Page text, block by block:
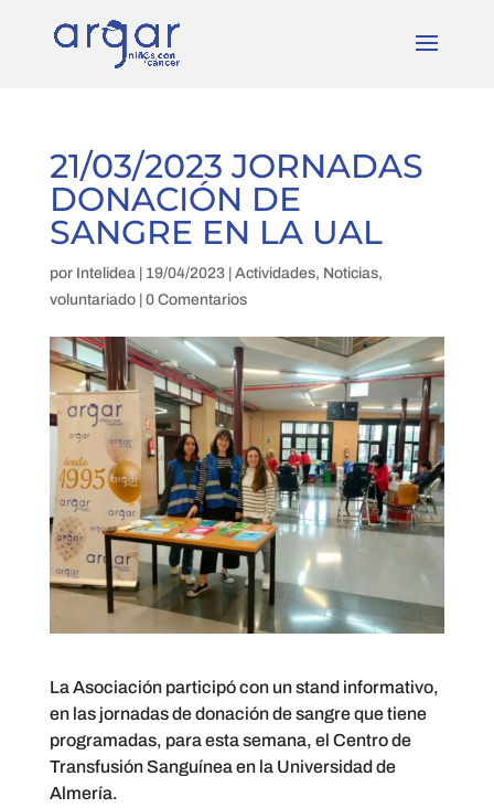
21/03/2023 JORNADAS
DONACIÓN DE
SANGRE EN LA UAL
por Intelidea| 19/04/2023| Actividades, Noticias,
voluntariado| 0 Comentarios
La Asociación participó con un stand informativo,
en las jornadas de donación de sangre que tiene
programadas, para esta semana, el Centro de
Transfusión Sanguínea en la Universidad de
Almería.